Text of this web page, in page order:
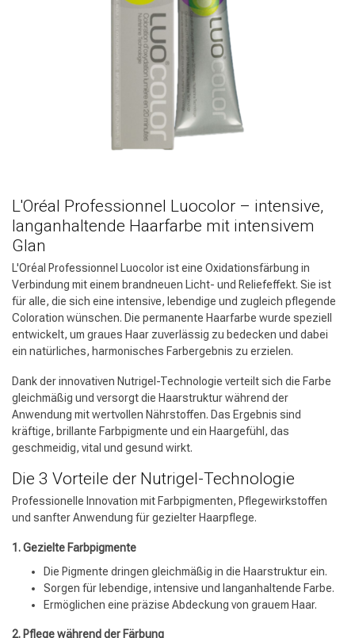
L'Oréal Professionnel Luocolor – intensive,
langanhaltende Haarfarbe mit intensivem
Glan
L'Oréal Professionnel Luocolor ist eine Oxidationsfärbung in
Verbindung mit einem brandneuen Licht- und Reliefeffekt. Sie ist
für alle, die sich eine intensive, lebendige und zugleich pflegende
Coloration wünschen. Die permanente Haarfarbe wurde speziell
entwickelt, um graues Haar zuverlässig zu bedecken und dabei
ein natürliches, harmonisches Farbergebnis zu erzielen.
Dank der innovativen Nutrigel-Technologie verteilt sich die Farbe
gleichmäßig und versorgt die Haarstruktur während der
Anwendung mit wertvollen Nährstoffen. Das Ergebnis sind
kräftige, brillante Farbpigmente und ein Haargefühl, das
geschmeidig, vital und gesund wirkt.
Die 3 Vorteile der Nutrigel-Technologie
Professionelle Innovation mit Farbpigmenten, Pflegewirkstoffen
und sanfter Anwendung für gezielter Haarpflege.
1. Gezielte Farbpigmente
Die Pigmente dringen gleichmäßig in die Haarstruktur ein.
Sorgen für lebendige, intensive und langanhaltende Farbe.
Ermöglichen eine präzise Abdeckung von grauem Haar.
2. Pflege während der Färbung